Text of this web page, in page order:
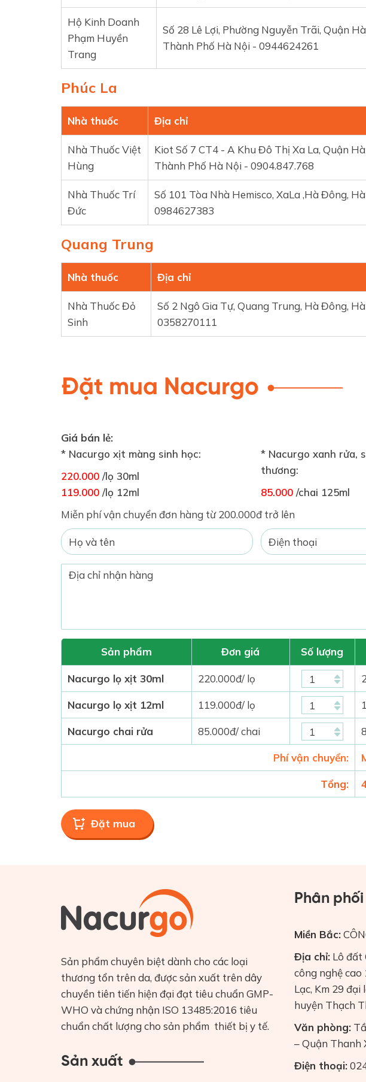
Hộ Kinh Doanh
Phạm Huyền
Trang
Số 28 Lê Lợi, Phường Nguyễn Trãi, Quận
Thành Phố Hà Nội - 0944624261
Phúc La
Nhà thuốc Địa chỉ
Nhà Thuốc Việt
Hùng
Kiot Số 7 CT4 - A Khu Đô Thị Xa La, Quận
Thành Phố Hà Nội - 0904.847.768
Nhà Thuốc Trí
Đức
Số 101 Tòa Nhà Hemisco, XaLa ,Hà Đông,
0984627383
Quang Trung
Nhà thuốc Địa chỉ
Nhà Thuốc Đỏ
Sinh
Số 2 Ngô Gia Tự, Quang Trung, Hà Đông,
0358270111
Đặt mua Nacurgo
Giá bán lẻ:
* Nacurgo xịt màng sinh học:
220.000 /lọ 30ml
119.000 /lọ 12ml
* Nacurgo xanh rửa,
thương:
85.000 /chai 125ml
Miễn phí vận chuyển đơn hàng từ 200.000đ trở lên
Sản phẩm
Nacurgo lọ xịt 30ml
Nacurgo lọ xịt 12ml
Nacurgo chai rửa
Đơn giá
220.000đ/ lọ
119.000đ/ lọ
85.000đ/ chai
Số lượng
Phí vận chuyển:
Tổng:
Sản phẩm chuyên biệt dành cho các loại
thương tổn trên da, được sản xuất trên dây
chuyền tiên tiến hiện đại đạt tiêu chuẩn GMP-
WHO và chứng nhận ISO 13485:2016 tiêu
chuẩn chất lượng cho sản phẩm thiết bị y tế.
Sản xuất
Phân phối
Miền Bắc:
Địa chỉ: Lô đất
công nghệ cao
Lạc, Km 29
huyện Thạch
Văn phòng:
– Quận Thanh
Điện thoại: